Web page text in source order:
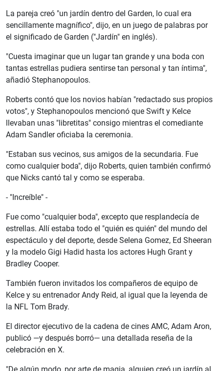
La pareja creó "un jardín dentro del Garden, lo cual era
sencillamente magnífico", dijo, en un juego de palabras por
el significado de Garden ("Jardín" en inglés).
"Cuesta imaginar que un lugar tan grande y una boda con
tantas estrellas pudiera sentirse tan personal y tan íntima",
añadió Stephanopoulos.
Roberts contó que los novios habían "redactado sus propios
votos", y Stephanopoulos mencionó que Swift y Kelce
llevaban unas "libretitas" consigo mientras el comediante
Adam Sandler oficiaba la ceremonia.
"Estaban sus vecinos, sus amigos de la secundaria. Fue
como cualquier boda", dijo Roberts, quien también confirmó
que Nicks cantó tal y como se esperaba.
- "Increíble" -
Fue como "cualquier boda", excepto que resplandecía de
estrellas. Allí estaba todo el "quién es quién" del mundo del
espectáculo y del deporte, desde Selena Gomez, Ed Sheeran
y la modelo Gigi Hadid hasta los actores Hugh Grant y
Bradley Cooper.
También fueron invitados los compañeros de equipo de
Kelce y su entrenador Andy Reid, al igual que la leyenda de
la NFL Tom Brady.
El director ejecutivo de la cadena de cines AMC, Adam Aron,
publicó —y después borró— una detallada reseña de la
celebración en X.